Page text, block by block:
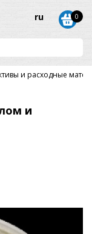
ru 0
и расходные
и